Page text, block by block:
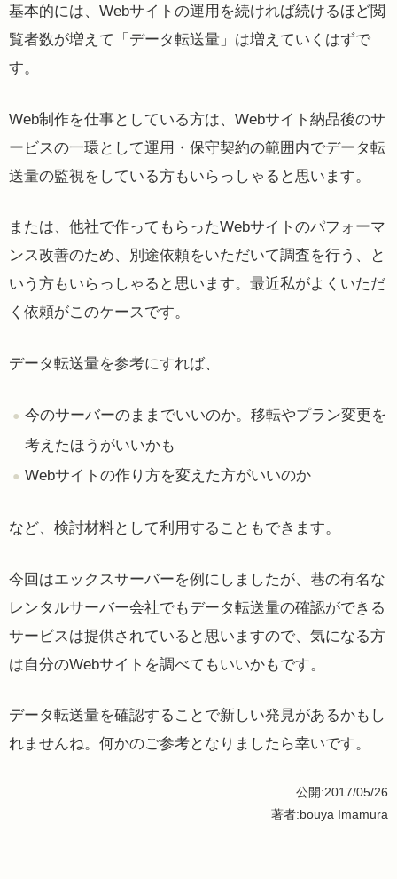
基本的には、Webサイトの運用を続ければ続けるほど閲
覧者数が増えて「データ転送量」は増えていくはずで
す。
Web制作を仕事としている方は、Webサイト納品後のサ
ービスの一環として運用・保守契約の範囲内でデータ転
送量の監視をしている方もいらっしゃると思います。
または、他社で作ってもらったWebサイトのパフォーマ
ンス改善のため、別途依頼をいただいて調査を行う、と
いう方もいらっしゃると思います。最近私がよくいただ
く依頼がこのケースです。
データ転送量を参考にすれば、
今のサーバーのままでいいのか。移転やプラン変更を
考えたほうがいいかも
Webサイトの作り方を変えた方がいいのか
など、検討材料として利用することもできます。
今回はエックスサーバーを例にしましたが、巷の有名な
レンタルサーバー会社でもデータ転送量の確認ができる
サービスは提供されていると思いますので、気になる方
は自分のWebサイトを調べてもいいかもです。
データ転送量を確認することで新しい発見があるかもし
れませんね。何かのご参考となりましたら幸いです。
公開:2017/05/26
著者:bouya Imamura